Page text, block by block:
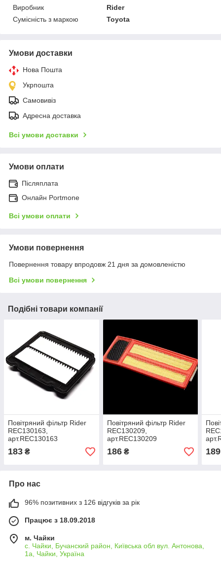
Виробник
Rider
Сумісність з маркою
Toyota
Умови доставки
Нова Пошта
Укрпошта
Самовивіз
Адресна доставка
Всі умови доставки
Умови оплати
Післяплата
Онлайн Portmone
Всі умови оплати
Умови повернення
Повернення товару впродовж 21 дня за домовленістю
Всі умови повернення
Подібні товари компанії
Повітряний фільтр Rider
REC130163,
арт.REC130163
183 ₴
Повітряний фільтр Rider
REC130209,
арт.REC130209
186₴ 189
Про нас
96% позитивних з 126 відгуків за рік
Працює з 18.09.2018
м. Чайки
с. Чайки, Бучанский район, Київська обл вул. Антонова,
1а, Чайки, Україна